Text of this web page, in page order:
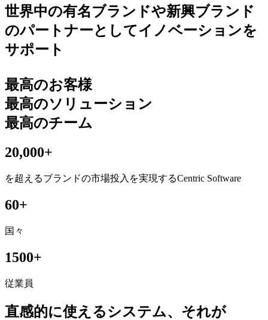
世界中の有名ブランドや新興ブランド
のパートナーとしてイノベーションを
サポート
最高のお客様
最高のソリューション
最高のチーム
20,000+
を超えるブランドの市場投入を実現するCentric Software
60+
国々
1500+
従業員
直感的に使えるシステム、 それが